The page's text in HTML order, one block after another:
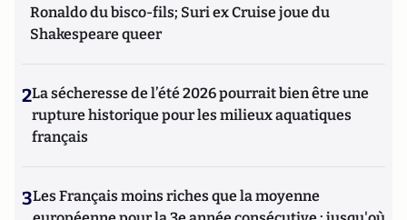
Ronaldo du bisco-fils; Suri ex Cruise joue du
Shakespeare queer
2La sécheresse de l’été 2026 pourrait bien être une
rupture historique pour les milieux aquatiques
français
3Les Français moins riches que la moyenne